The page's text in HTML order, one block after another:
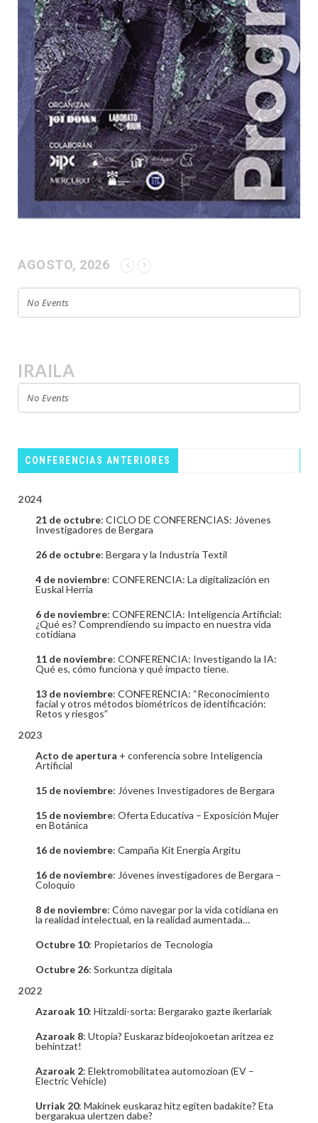
AGOSTO, 2026
No Events
IRAILA
No Events
CONFERENCIAS ANTERIORES
2024
21 de octubre: CICLO DE CONFERENCIAS: Jóvenes
Investigadores de Bergara
26 de octubre: Bergara y la Industria Textil
4 de noviembre: CONFERENCIA: La digitalización en
Euskal Herria
6 de noviembre: CONFERENCIA: Inteligencia Artificial:
¿Qué es? Comprendiendo su impacto en nuestra vida
cotidiana
11 de noviembre: CONFERENCIA: Investigando la IA:
Qué es, cómo funciona y qué impacto tiene.
13 de noviembre: CONFERENCIA: “Reconocimiento
facial y otros métodos biométricos de identificación:
Retos y riesgos”
2023
Acto de apertura + conferencia sobre Inteligencia
Artificial
15 de noviembre: Jóvenes Investigadores de Bergara
15 de noviembre: Oferta Educativa – Exposición Mujer
en Botánica
16 de noviembre: Campaña Kit Energia Argitu
16 de noviembre: Jóvenes investigadores de Bergara –
Coloquio
8 de noviembre: Cómo navegar por la vida cotidiana en
la realidad intelectual, en la realidad aumentada…
Octubre 10: Propietarios de Tecnología
Octubre 26: Sorkuntza digitala
2022
Azaroak 10: Hitzaldi-sorta: Bergarako gazte ikerlariak
Azaroak 8: Utopia? Euskaraz bideojokoetan aritzea ez
behintzat!
Azaroak 2: Elektromobilitatea automozioan (EV –
Electric Vehicle)
Urriak 20: Makinek euskaraz hitz egiten badakite? Eta
bergarakua ulertzen dabe?